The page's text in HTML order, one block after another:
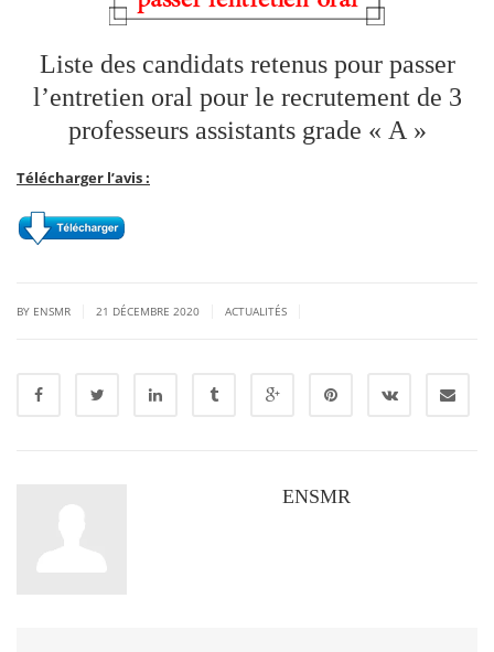
Liste des candidats retenus pour passer
l’entretien oral pour le recrutement de 3
professeurs assistants grade « A »
Télécharger l’avis :
BY ENSMR 21 DÉCEMBRE 2020 ACTUALITÉS
ENSMR